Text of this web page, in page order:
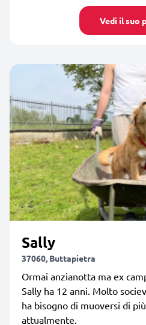
Vedi il suo
Sally
37060, Buttapietra
Ormai anzianotta ma ex
Sally ha 12 anni. Molto
ha bisogno di muoversi di
attualmente.